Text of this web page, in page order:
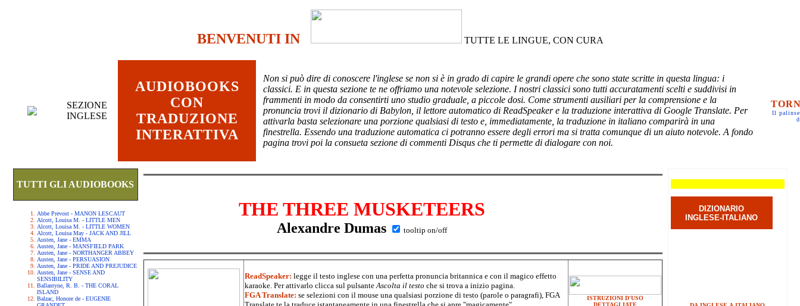
BENVENUTI IN TUTTE LE LINGUE, CON CURA
SEZIONE
INGLESE
AUDIOBOOKS
CON
TRADUZIONE
INTERATTIVA
Non si può dire di conoscere l'inglese se non si è in grado di capire le grandi opere che sono state scritte in questa lingua: i
classici. E in questa sezione te ne offriamo una notevole selezione. I nostri classici sono tutti accuratamenti scelti e suddivisi in
frammenti in modo da consentirti uno studio graduale, a piccole dosi. Come strumenti ausiliari per la comprensione e la
pronuncia trovi il dizionario di Babylon, il lettore automatico di ReadSpeaker e la traduzione interattiva di Google Translate. Per
attivarla basta selezionare una porzione qualsiasi di testo e, immediatamente, la traduzione in italiano comparirà in una
finestrella. Essendo una traduzione automatica ci potranno essere degli errori ma si tratta comunque di un aiuto notevole. A fondo
pagina trovi poi la consueta sezione di commenti Disqus che ti permette di dialogare con noi.
Il
TUTTI GLI AUDIOBOOKS
Abbe Prevost - MANON LESCAUT
Alcott, Louisa M. - LITTLE MEN
Alcott, Louisa M. - LITTLE WOMEN
Alcott, Louisa May - JACK AND JILL
Austen, Jane - EMMA
Austen, Jane - MANSFIELD PARK
Austen, Jane - NORTHANGER ABBEY
Austen, Jane - PERSUASION
Austen, Jane - PRIDE AND PREJUDICE
Austen, Jane - SENSE AND
SENSIBILITY
Ballantyne, R. B. - THE CORAL
ISLAND
Balzac, Honore de - EUGENIE
THE THREE MUSKETEERS
Alexandre Dumas tooltip on/off
ReadSpeaker: legge il testo inglese con una perfetta pronuncia britannica e con il magico effetto
karaoke. Per attivarlo clicca sul pulsanteAscolta il testo che si trova a inizio pagina.
FGA Translate: se selezioni con il mouse una qualsiasi porzione di testo (parole o paragrafi), FGA
ISTRUZIONI D'USO
DETTAGLIATE
DIZIONARIO
INGLESE-ITALIANO